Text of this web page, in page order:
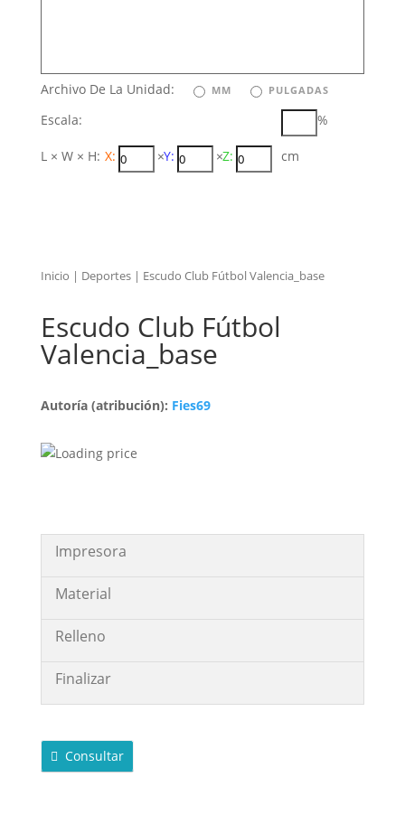
Archivo De La Unidad: MM PULGADAS
Escala: %
L × W × H: X: ×Y: ×Z: cm
Inicio | Deportes| Escudo Club Fútbol Valencia_base
Escudo Club Fútbol
Valencia_base
Autoría (atribución): Fies69
Impresora
Material
Relleno
Finalizar
Consultar